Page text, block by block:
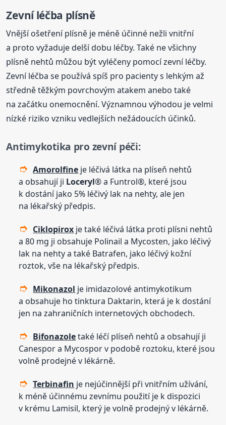
Zevní léčba plísně
Vnější ošetření plísně je méně účinné nežli vnitřní
a proto vyžaduje delší dobu léčby. Také ne všichny
plísně nehtů můžou být vyléčeny pomocí zevní léčby.
Zevní léčba se používá spíš pro pacienty s lehkým až
středně těžkým povrchovým atakem anebo také
na začátku onemocnění. Významnou výhodou je velmi
nízké riziko vzniku vedlejších nežádoucích účinků.
Antimykotika pro zevní péči:
Amorolfine je léčivá látka na plíseň nehtů
a obsahují ji Loceryl® a Funtrol®, které jsou
k dostání jako 5% léčivý lak na nehty, ale jen
na lékařský předpis.
Ciklopirox je také léčivá látka proti plísni nehtů
a 80 mg ji obsahuje Polinail a Mycosten, jako léčivý
lak na nehty a také Batrafen, jako léčivý kožní
roztok, vše na lékařský předpis.
Mikonazol je imidazolové antimykotikum
a obsahuje ho tinktura Daktarin, která je k dostání
jen na zahraničních internetových obchodech.
Bifonazoletaké léčí plíseň nehtů a obsahují ji
Canespor a Mycospor v podobě roztoku, které jsou
volně prodejné v lékárně.
Terbinafin je nejúčinnější při vnitřním užívání,
k méně účinnému zevnímu použití je k dispozici
v krému Lamisil, který je volně prodejný v lékárně.